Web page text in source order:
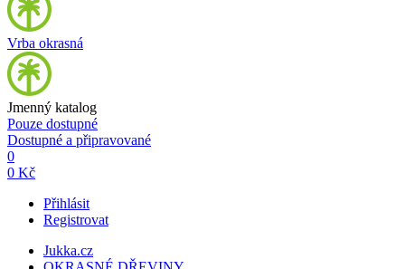
Vrba okrasná
Jmenný katalog
Pouze dostupné
Dostupné a připravované
0
0 Kč
Přihlásit
Registrovat
Jukka.cz